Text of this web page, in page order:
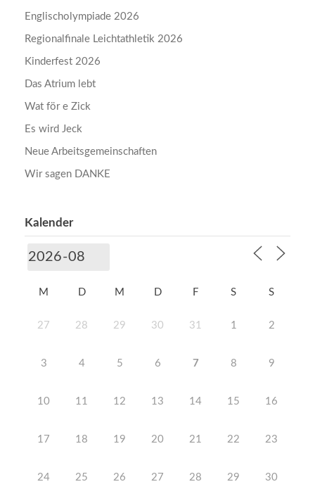
Englischolympiade 2026
Regionalfinale Leichtathletik 2026
Kinderfest 2026
Das Atrium lebt
Wat för e Zick
Es wird Jeck
Neue Arbeitsgemeinschaften
Wir sagen DANKE
Kalender
M D M D F S S
27 28 29 30 31 1 2
3 4 5 6 7 8 9
10 11 12 13 14 15 16
17 18 19 20 21 22 23
24 25 26 27 28 29 30